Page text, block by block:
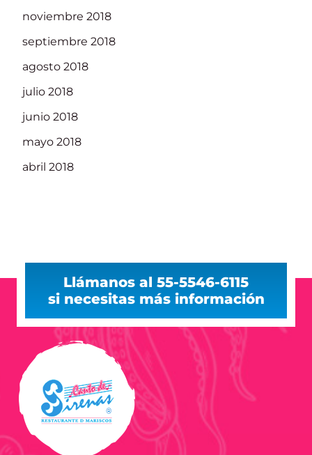
noviembre 2018
septiembre 2018
agosto 2018
julio 2018
junio 2018
mayo 2018
abril 2018
Llámanos al 55-5546-6115
si necesitas más información